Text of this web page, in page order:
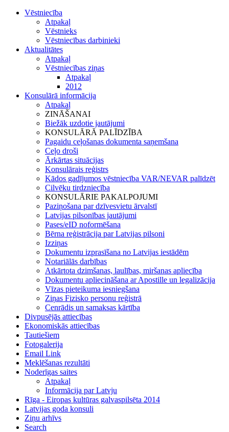
Vēstniecība
Atpakaļ
Vēstnieks
Vēstniecības darbinieki
Aktualitātes
Atpakaļ
Vēstniecības ziņas
Atpakaļ
2012
Konsulārā informācija
Atpakaļ
ZINĀŠANAI
Biežāk uzdotie jautājumi
KONSULĀRĀ PALĪDZĪBA
Pagaidu ceļošanas dokumenta saņemšana
Ceļo droši
Ārkārtas situācijas
Konsulārais reģistrs
Kādos gadījumos vēstniecība VAR/NEVAR palīdzēt
Cilvēku tirdzniecība
KONSULĀRIE PAKALPOJUMI
Paziņošana par dzīvesvietu ārvalstī
Latvijas pilsonības jautājumi
Pases/eID noformēšana
Bērna reģistrācija par Latvijas pilsoni
Izziņas
Dokumentu izprasīšana no Latvijas iestādēm
Notariālās darbības
Atkārtota dzimšanas, laulības, miršanas apliecība
Dokumentu apliecināšana ar Apostille un legalizācija
Vīzas pieteikuma iesniegšana
Ziņas Fizisko personu reģistrā
Cenrādis un samaksas kārtība
Divpusējās attiecības
Ekonomiskās attiecības
Tautiešiem
Fotogalerija
Email Link
Meklēšanas rezultāti
Noderīgas saites
Atpakaļ
Informācija par Latvju
Rīga - Eiropas kultūras galvaspilsēta 2014
Latvijas goda konsuli
Ziņu arhīvs
Search